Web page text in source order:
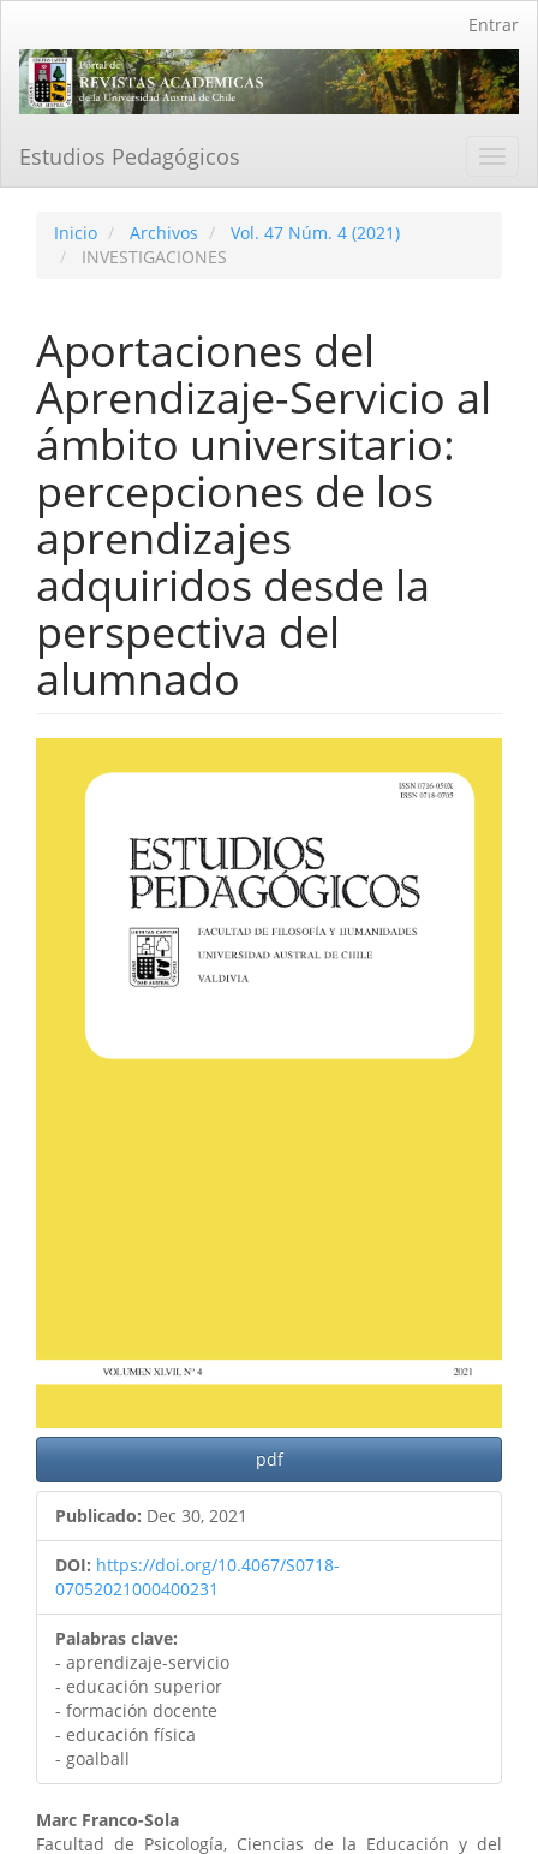
Contenido
principal
Barra
Entrar
Estudios Pedagógicos
Inicio Archivos
Vol. 47 Núm. 4 (2021)
INVESTIGACIONES
Aportaciones del
Aprendizaje-Servicio al
ámbito universitario:
percepciones de los
aprendizajes
adquiridos desde la
perspectiva del
alumnado
lateral
artículo
pdf
Publicado: Dec 30, 2021
DOI: https://doi.org/10.4067/S0718-
07052021000400231
Palabras clave:
- aprendizaje-servicio
- educación superior
- formación docente
- educación física
- goalball
Contenido
Marc Franco-Sola
Facultad de Psicología, Ciencias de la Educación y del